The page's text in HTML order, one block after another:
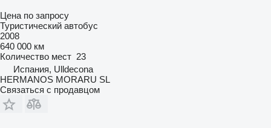
Цена по запросу
Туристический автобус
2008
640 000 км
Количество мест 23
Испания, Ulldecona
HERMANOS MORARU SL
Связаться с продавцом